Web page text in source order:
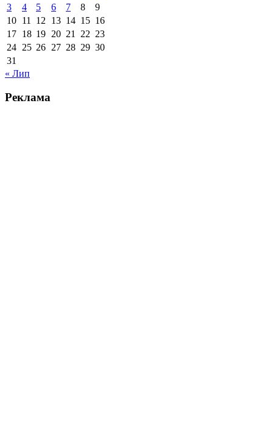
3
4 5 6 7 8
9
10 11 12 13 14 15 16
17 18 19 20 21 22 23
24 25 26 27 28 29 30
31
« Лип
Реклама